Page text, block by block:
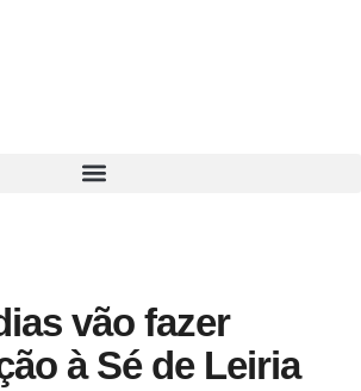
vão fazer
à Sé de Leiria